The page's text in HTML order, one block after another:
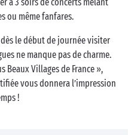
ou même fanfares.
le début de journée visiter
ne manque pas de charme.
Beaux Villages de France »,
vous donnera l’impression
!